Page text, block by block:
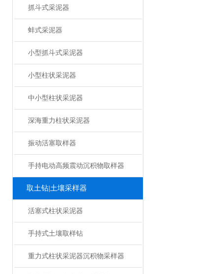
抓斗式采泥器
蚌式采泥器
小型抓斗式采泥器
小型柱状采泥器
中小型柱状采泥器
深海重力柱状采泥器
振动活塞取样器
手持电动高频震动沉积物取样器
取土钻|土壤采样器
活塞式柱状采泥器
手持式土壤取样钻
重力式柱状采泥器沉积物采样器